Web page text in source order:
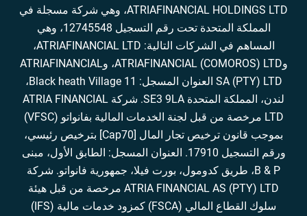
ATRIAFINANCIAL HOLDINGS LTD، وهي شركة مسجلة في
المملكة المتحدة تحت رقم التسجيل 12745548، وهي
المساهم في الشركات التالية: ATRIAFINANCIAL LTD،
وATRIAFINANCIAL (COMOROS) LTD، وATRIAFINANCIAL
SA (PTY) LTD العنوان المسجل: 11 Black heath Village،
لندن، المملكة المتحدة SE3 9LA. شركة ATRIA FINANCIAL
LTD مرخصة من قبل لجنة الخدمات المالية بفانواتو (VFSC)
بموجب قانون ترخيص تجار المال [Cap70] بترخيص رئيسي،
ورقم التسجيل 17910. العنوان المسجل: الطابق الأول، مبنى
B & P، طريق كدومول، بورت فيلا، جمهورية فانواتو. شركة
ATRIA FINANCIAL AS (PTY) LTD مرخصة من قبل هيئة
سلوك القطاع المالي (FSCA) كمزود خدمات مالية (IFS)